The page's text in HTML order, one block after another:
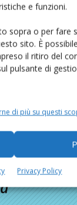
e funzioni.
sopra o per fare
sito. È
il ritiro del
pulsante di
di più su questi
Privacy Policy